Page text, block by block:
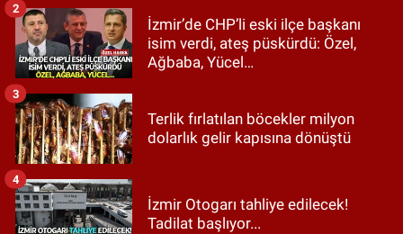
İzmir’de CHP’li eski ilçe başkanı
isim verdi, ateş püskürdü: Özel,
Ağbaba, Yücel…
2
Terlik fırlatılan böcekler milyon
dolarlık gelir kapısına dönüştü
3
İzmir Otogarı tahliye edilecek!
Tadilat başlıyor...
4